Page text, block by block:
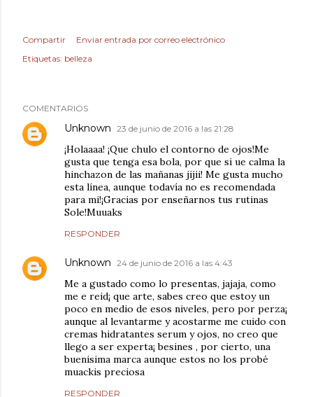
Compartir
Enviar entrada por correo electrónico
Etiquetas: belleza
COMENTARIOS
Unknown 23 de junio de 2016 a las 21:28
¡Holaaaa! ¡Que chulo el contorno de ojos!Me
gusta que tenga esa bola, por que si ue calma la
hinchazon de las mañanas jijii! Me gusta mucho
esta línea, aunque todavía no es recomendada
para mi!¡Gracias por enseñarnos tus rutinas
Sole!Muuaks
RESPONDER
Unknown 24 de junio de 2016 a las 4:43
Me a gustado como lo presentas, jajaja, como
me e reid¡ que arte, sabes creo que estoy un
poco en medio de esos niveles, pero por perza¡
aunque al levantarme y acostarme me cuido con
cremas hidratantes serum y ojos, no creo que
llego a ser experta¡ besines , por cierto, una
buenisima marca aunque estos no los probé
muackis preciosa
RESPONDER